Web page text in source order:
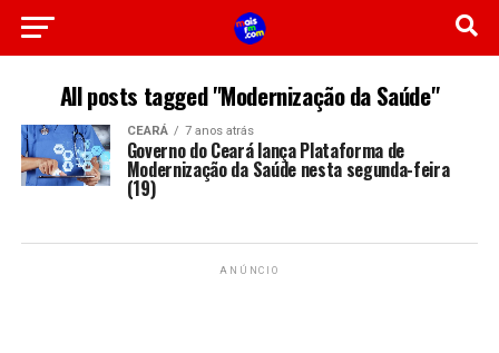
All posts tagged "Modernização da Saúde"
CEARÁ 7 anos atrás
Governo do Ceará lança Plataforma de
Modernização da Saúde nesta segunda-feira
(19)
ANÚNCIO